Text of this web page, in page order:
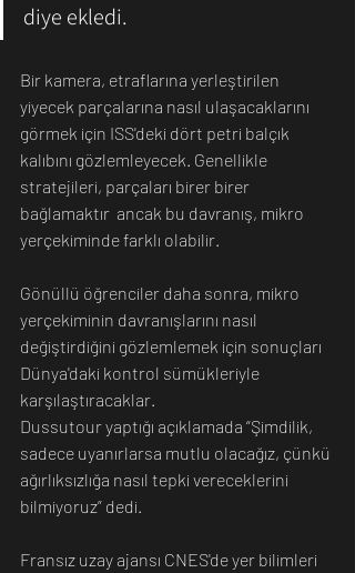
diye ekledi.
Bir kamera, etraflarına yerleştirilen
yiyecek parçalarına nasıl ulaşacaklarını
görmek için ISS'deki dört petri balçık
kalıbını gözlemleyecek. Genellikle
stratejileri, parçaları birer birer
bağlamaktır  ancak bu davranış, mikro
yerçekiminde farklı olabilir.
Gönüllü öğrenciler daha sonra, mikro
yerçekiminin davranışlarını nasıl
değiştirdiğini gözlemlemek için sonuçları
Dünya'daki kontrol sümükleriyle
karşılaştıracaklar.
Dussutour yaptığı açıklamada “Şimdilik,
sadece uyanırlarsa mutlu olacağız, çünkü
ağırlıksızlığa nasıl tepki vereceklerini
bilmiyoruz” dedi.
Fransız uzay ajansı CNES'de yer bilimleri